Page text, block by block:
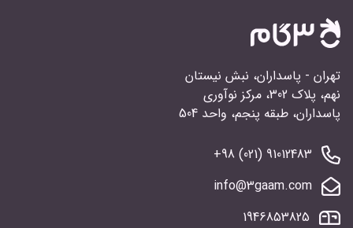
تهران - پاسداران، نبش نیستان
نهم، پلاک 302، مرکز نوآوری
پاسداران، طبقه پنجم، واحد 504
91012483 (021) 98+
info@3gaam.com
1946853825